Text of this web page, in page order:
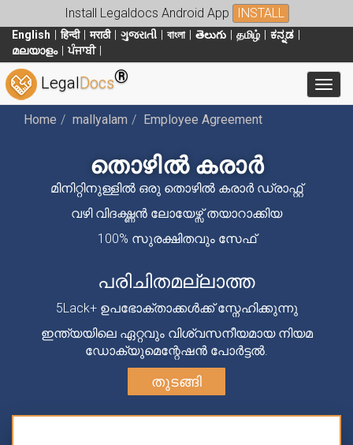
Install Legaldocs Android App INSTALL
English हिन्दी मराठी ગુજરાતી বাংলা తెలుగు தமிழ்
ಕನ್ನಡ
മലയാളം
ਪੰਜਾਬੀ
LegalDocs®
Home mallyalam Employee Agreement
തൊഴിൽ കരാർ
മിനിറ്റിനുള്ളിൽ ഒരു തൊഴിൽ കരാർ ഡ്രാഫ്റ്റ്
വഴി വിദഗ്ദ്ധൻ ലോയേഴ്സ് തയാറാക്കിയ
100% സുരക്ഷിതവും സേഫ്
പരിചിതമല്ലാത്ത
5Lack+ ഉപഭോക്താക്കൾക്ക് സ്നേഹിക്കുന്നു
ഇന്ത്യയിലെ ഏറ്റവും വിശ്വസനീയമായ നിയമ
ഡോക്യുമെന്റേഷൻ പോർട്ടൽ.
തുടങ്ങി